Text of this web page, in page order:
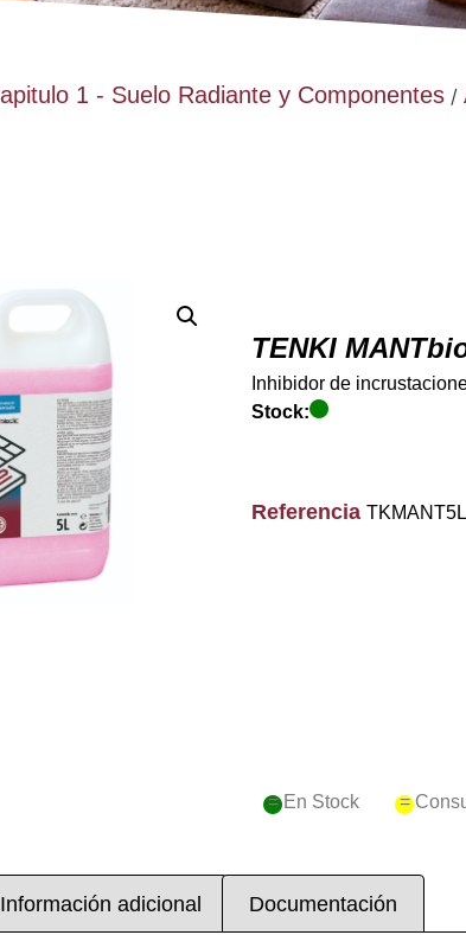
1 - Suelo Radiante y Componentes /
TENKI
Inhibidor de
Stock:
Referencia TKMANT5L
= En Stock =
Información adicional Documentación